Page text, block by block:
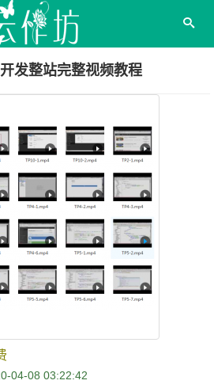
发整站完整视频教程
04-08 03:22:42